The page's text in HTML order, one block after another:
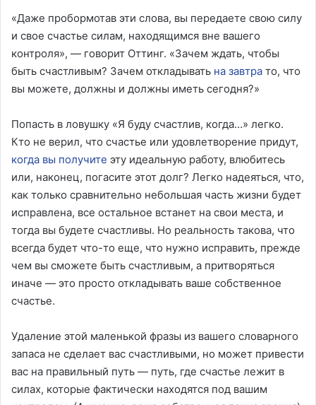
«Даже пробормотав эти слова, вы передаете свою силу
и свое счастье силам, находящимся вне вашего
контроля», — говорит Оттинг. «Зачем ждать, чтобы
быть счастливым? Зачем откладывать на завтра то, что
вы можете, должны и должны иметь сегодня?»
Попасть в ловушку «Я буду счастлив, когда…» легко.
Кто не верил, что счастье или удовлетворение придут,
когда вы получите эту идеальную работу, влюбитесь
или, наконец, погасите этот долг? Легко надеяться, что,
как только сравнительно небольшая часть жизни будет
исправлена, все остальное встанет на свои места, и
тогда вы будете счастливы. Но реальность такова, что
всегда будет что-то еще, что нужно исправить, прежде
чем вы сможете быть счастливым, а притворяться
иначе — это просто откладывать ваше собственное
счастье.
Удаление этой маленькой фразы из вашего словарного
запаса не сделает вас счастливыми, но может привести
вас на правильный путь — путь, где счастье лежит в
силах, которые фактически находятся под вашим